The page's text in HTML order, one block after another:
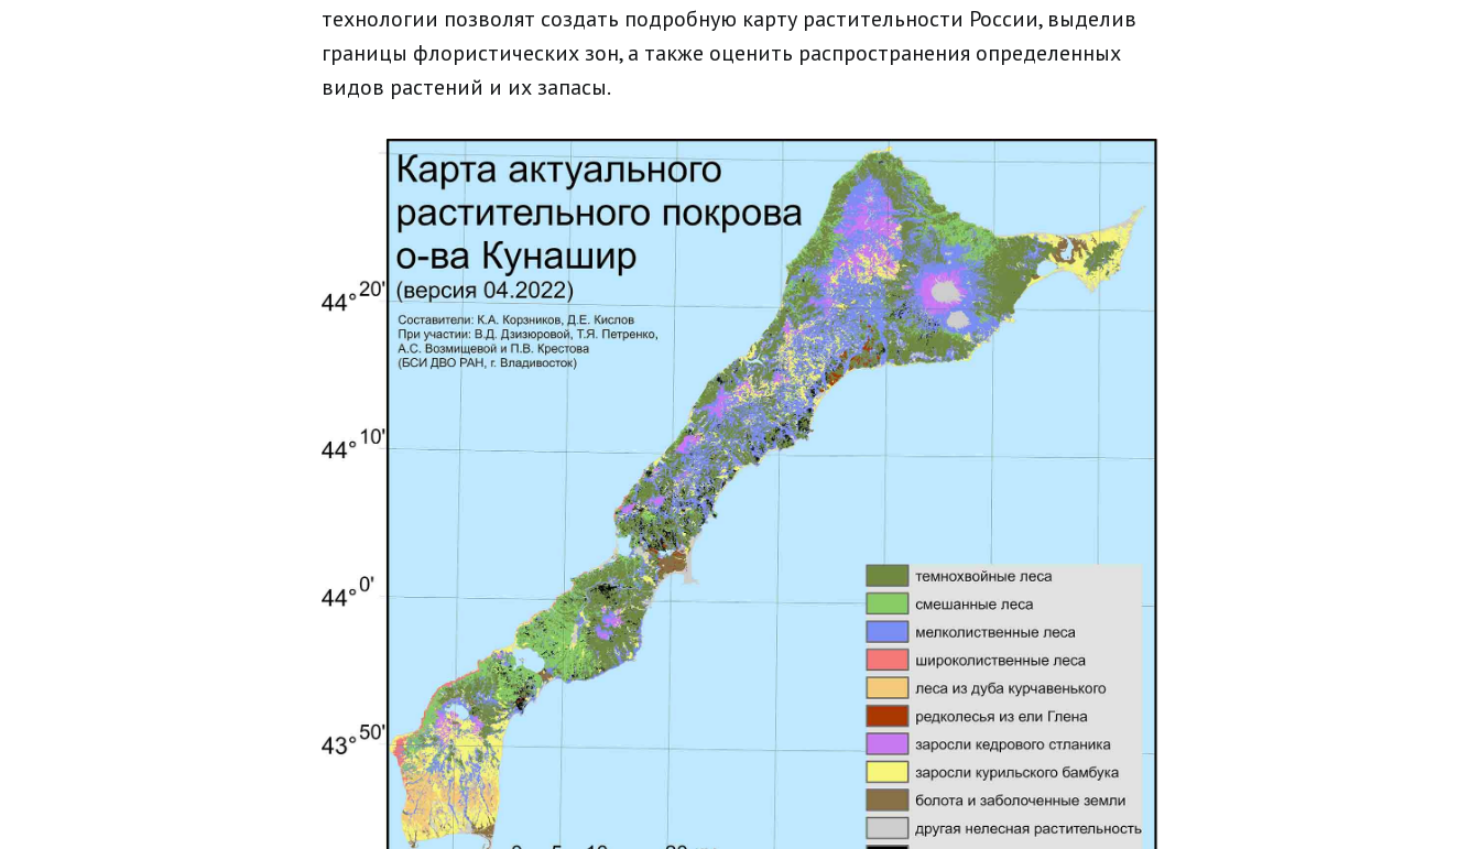
технологии позволят создать подробную карту растительности России, выделив
границы флористических зон, а также оценить распространения определенных
видов растений и их запасы.